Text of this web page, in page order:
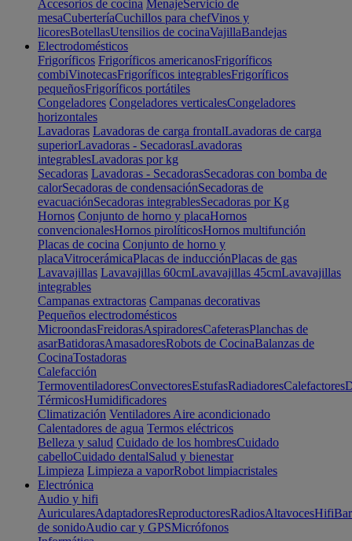
Accesorios de cocina MenajeServicio de
mesaCuberteríaCuchillos para chefVinos y
licoresBotellasUtensilios de cocinaVajillaBandejas
Electrodomésticos
Frigoríficos Frigoríficos americanosFrigoríficos
combiVinotecasFrigoríficos integrablesFrigoríficos
pequeñosFrigoríficos portátiles
Congeladores Congeladores verticalesCongeladores
horizontales
Lavadoras Lavadoras de carga frontalLavadoras de carga
superiorLavadoras - SecadorasLavadoras
integrablesLavadoras por kg
Secadoras Lavadoras - SecadorasSecadoras con bomba de
calorSecadoras de condensaciónSecadoras de
evacuaciónSecadoras integrablesSecadoras por Kg
Hornos Conjunto de horno y placaHornos
convencionalesHornos pirolíticosHornos multifunción
Placas de cocina Conjunto de horno y
placaVitrocerámicaPlacas de inducciónPlacas de gas
Lavavajillas Lavavajillas 60cmLavavajillas 45cmLavavajillas
integrables
Campanas extractoras Campanas decorativas
Pequeños electrodomésticos
MicroondasFreidorasAspiradoresCafeterasPlanchas de
asarBatidorasAmasadoresRobots de CocinaBalanzas de
CocinaTostadoras
Calefacción
TermoventiladoresConvectoresEstufasRadiadoresCalefactores
TérmicosHumidificadores
Climatización Ventiladores Aire acondicionado
Calentadores de agua Termos eléctricos
Belleza y salud Cuidado de los hombresCuidado
cabelloCuidado dentalSalud y bienestar
Limpieza Limpieza a vaporRobot limpiacristales
Electrónica
Audio y hifi
AuricularesAdaptadoresReproductoresRadiosAltavocesHifi
de sonidoAudio car y GPSMicrófonos